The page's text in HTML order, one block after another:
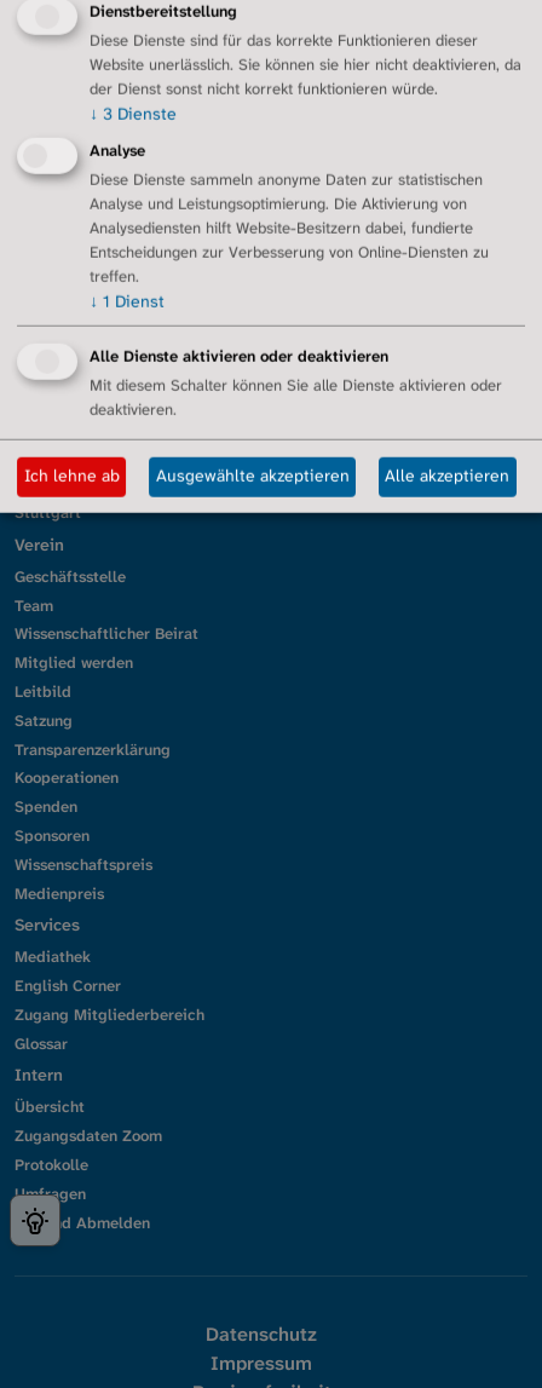
Sport
Notfall und Notfalldose
Sozialleistungen
Palliativversorgung
Übersicht
Berlin/Brandenburg
Erftstadt/Euskirchen
Essen/Duisburg
Gütersloh/Ostwestfalen
Köln
Lörrach und Südbaden
München
Ober-/Mittel-/Unterfranken
Stuttgart
Verein
Geschäftsstelle
Team
Wissenschaftlicher Beirat
Mitglied werden
Leitbild
Satzung
Transparenzerklärung
Kooperationen
Spenden
Sponsoren
Wissenschaftspreis
Medienpreis
Services
Mediathek
English Corner
Zugang Mitgliederbereich
Glossar
Intern
Übersicht
Zugangsdaten Zoom
Protokolle
Umfragen
An- und Abmelden
Datenschutz
Impressum
Dienstbereitstellung
Diese Dienste sind für das korrekte Funktionieren dieser
Website unerlässlich. Sie können sie hier nicht deaktivieren, da
der Dienst sonst nicht korrekt funktionieren würde.
↓ 3 Dienste
Analyse
Diese Dienste sammeln anonyme Daten zur statistischen
Analyse und Leistungsoptimierung. Die Aktivierung von
Analysediensten hilft Website-Besitzern dabei, fundierte
Entscheidungen zur Verbesserung von Online-Diensten zu
treffen.
↓ 1 Dienst
Alle Dienste aktivieren oder deaktivieren
Mit diesem Schalter können Sie alle Dienste aktivieren oder
deaktivieren.
Ich lehne ab Ausgewählte akzeptieren Alle akzeptieren